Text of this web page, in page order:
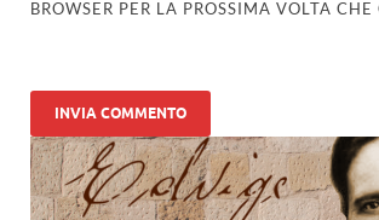
BROWSER PER LA PROSSIMA VOLTA